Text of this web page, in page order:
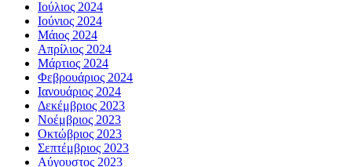
Ιούλιος 2024
Ιούνιος 2024
Μάιος 2024
Απρίλιος 2024
Μάρτιος 2024
Φεβρουάριος 2024
Ιανουάριος 2024
Δεκέμβριος 2023
Νοέμβριος 2023
Οκτώβριος 2023
Σεπτέμβριος 2023
Αύγουστος 2023